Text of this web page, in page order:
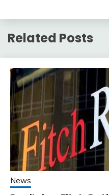
Related Posts
News